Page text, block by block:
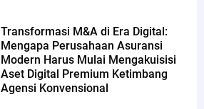
Transformasi M&A di Era Digital:
Mengapa Perusahaan Asuransi
Modern Harus Mulai Mengakuisisi
Aset Digital Premium Ketimbang
Agensi Konvensional